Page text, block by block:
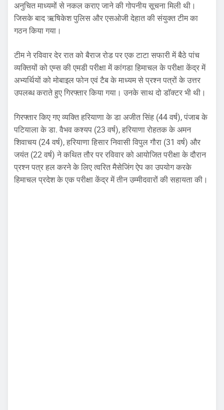
अनुचित माध्यमों से नकल कराए जाने की गोपनीय सूचना मिली थी।
जिसके बाद ऋषिकेश पुलिस और एसओजी देहात की संयुक्त टीम का
गठन किया गया।
टीम ने रविवार देर रात को बैराज रोड पर एक टाटा सफारी में बैठे पांच
व्यक्तियों को एम्स की एमडी परीक्षा में कांगडा हिमाचल के परीक्षा केंद्र में
अभ्यर्थियों को मोबाइल फोन एवं टैब के माध्यम से प्रश्न पत्रों के उत्तर
उपलब्ध कराते हुए गिरफ्तार किया गया। उनके साथ दो डाॅक्टर भी थी।
गिरफ्तार किए गए व्यक्ति हरियाणा के डा अजीत सिंह (44 वर्ष), पंजाब के
पटियाला के डा. वैभव कश्यप (23 वर्ष), हरियाणा रोहतक के अमन
शिवाचय (24 वर्ष), हरियाणा हिसार निवासी विपुल गौरा (31 वर्ष) और
जयंत (22 वर्ष) ने कथित तौर पर रविवार को आयोजित परीक्षा के दौरान
प्रश्न पत्र हल करने के लिए त्वरित मैसेजिंग ऐप का उपयोग करके
हिमाचल प्रदेश के एक परीक्षा केंद्र में तीन उम्मीदवारों की सहायता की।